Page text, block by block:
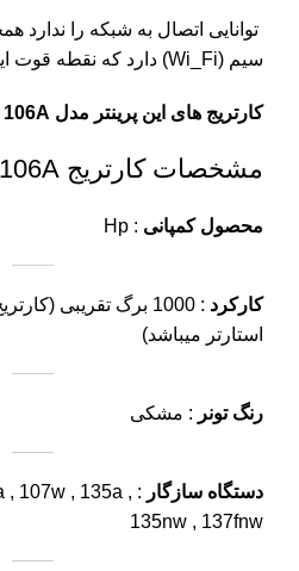
توانایی اتصال به شبکه را ندارد
سیم (Wi_Fi) دارد که نقطه قوت این پرینتر است
کارتریج های این پرینتر مدل 106A میباشد
مشخصات کارتریج 106A
محصول کمپانی : Hp
کارکرد
: 1000 برگ تقریبی
استارتر میباشد)
رنگ تونر : مشکی
دستگاه سازگار
, 107w , 135a ,
135nw , 137fnw